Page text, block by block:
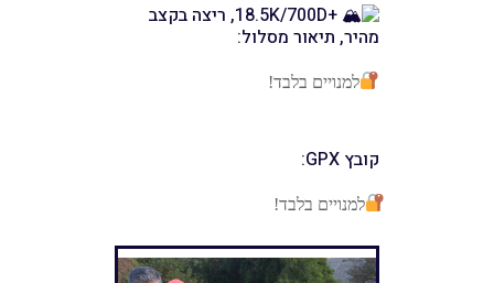
+18.5K/700D, ריצה בקצב
מהיר, תיאור מסלול:
למנויים בלבד!
קובץ GPX:
למנויים בלבד!